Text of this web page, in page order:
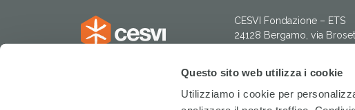
Questo sito web utilizza i cookie
Utilizziamo i cookie per
CESVI Fondazione – ETS
24128 Bergamo, via
IBAN: IT 49 H 03069
Intestatario:CESVI
Servizio donatori